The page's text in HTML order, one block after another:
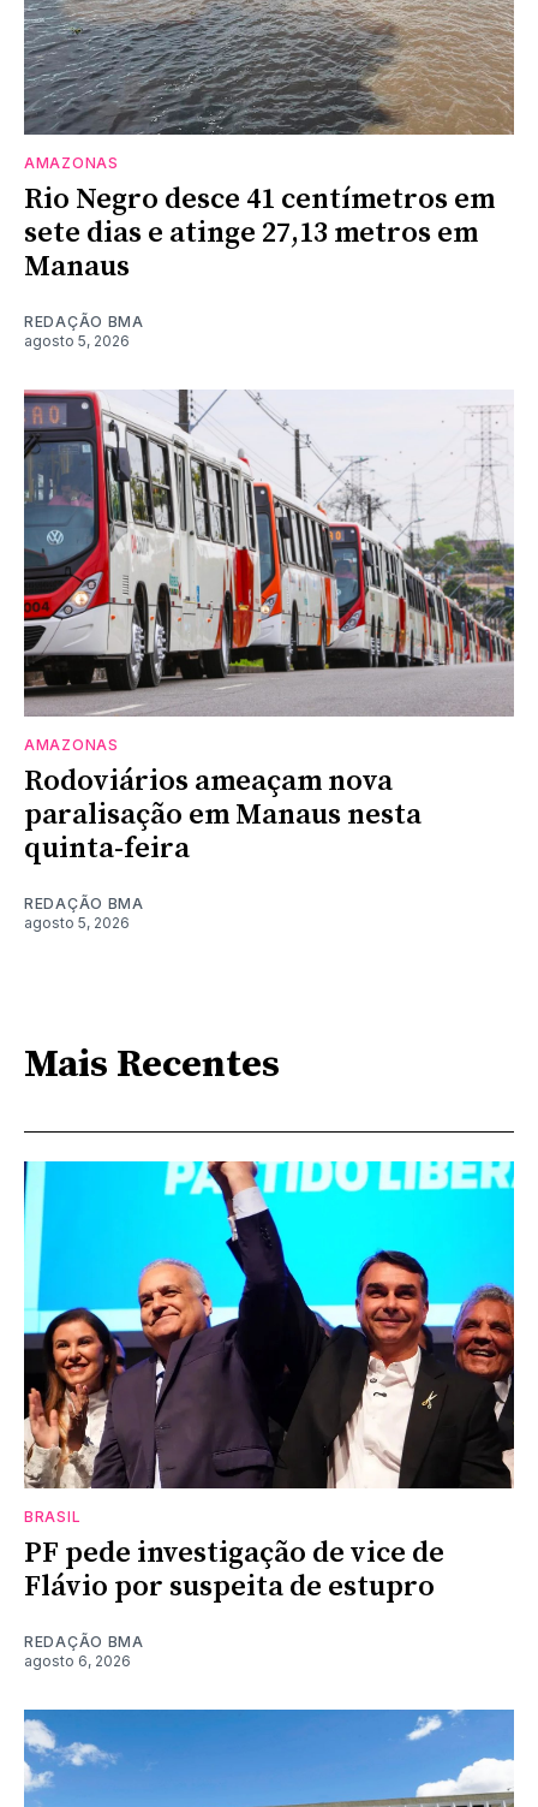
AMAZONAS
Rio Negro desce 41 centímetros em
sete dias e atinge 27,13 metros em
Manaus
REDAÇÃO BMA
agosto 5, 2026
AMAZONAS
Rodoviários ameaçam nova
paralisação em Manaus nesta
quinta-feira
REDAÇÃO BMA
agosto 5, 2026
Mais Recentes
BRASIL
PF pede investigação de vice de
Flávio por suspeita de estupro
REDAÇÃO BMA
agosto 6, 2026